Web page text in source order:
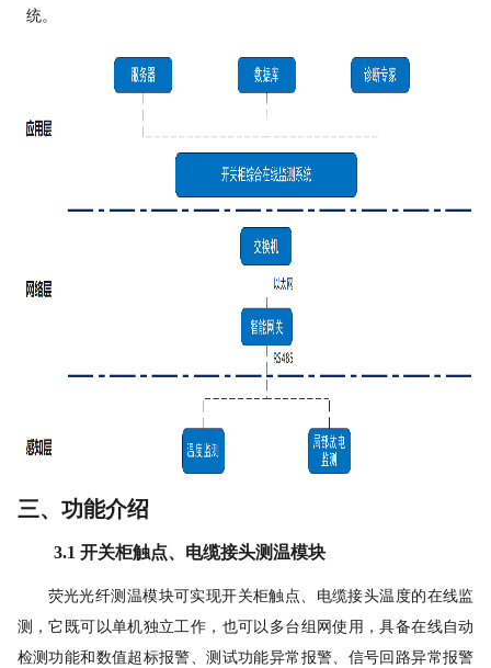
统。
三、功能介绍
3.1 开关柜触点、电缆接头测温模块
荧光光纤测温模块可实现开关柜触点、电缆接头温度的在线监
测，它既可以单机独立工作，也可以多台组网使用，具备在线自动
检测功能和数值超标报警、测试功能异常报警、信号回路异常报警